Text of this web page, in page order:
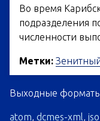
Во время
подразделения
численности
Метки:
Выходные
atom, dcmes-xml,